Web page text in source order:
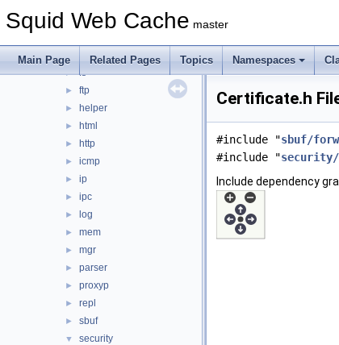
Squid Web Cache master
Main Page Related Pages Topics Namespaces
► error
format
► fs
► ftp
► helper
► html
► http
► icmp
► ip
► ipc
► log
► mem
► mgr
► parser
► proxyp
► repl
► sbuf
▼ security
Certificate.h
#include "sbuf/
#include "
Include dependency